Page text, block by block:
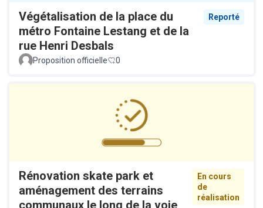
Végétalisation de la place du
métro Fontaine Lestang et de la
rue Henri Desbals
Reporté
Proposition officielle 0
Rénovation skate park et
aménagement des terrains
En cours
de
réalisation